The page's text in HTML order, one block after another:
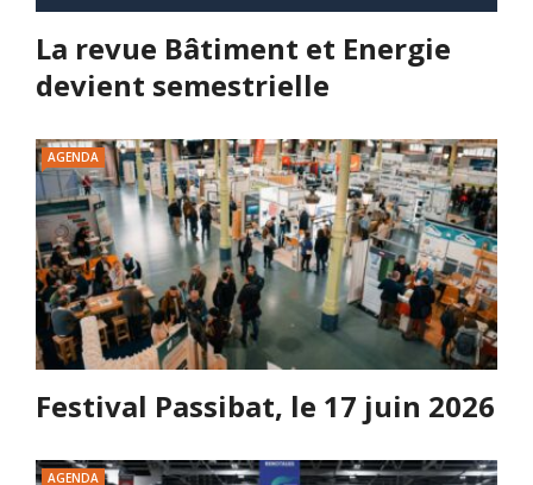
La revue Bâtiment et Energie
devient semestrielle
AGENDA
Festival Passibat, le 17 juin 2026
AGENDA